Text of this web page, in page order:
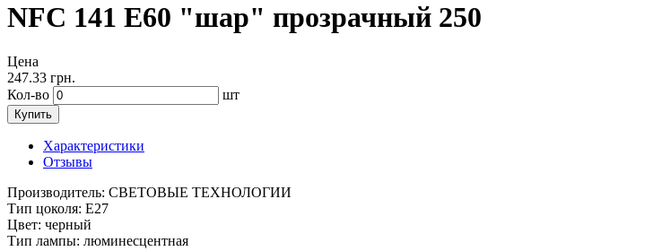
NFC 141 E60 "шар" прозрачный 250
Цена
247.33 грн.
Кол-во
шт
Купить
Характеристики
Отзывы
Производитель: СВЕТОВЫЕ ТЕХНОЛОГИИ
Тип цоколя: Е27
Цвет: черный
Тип лампы: люминесцентная